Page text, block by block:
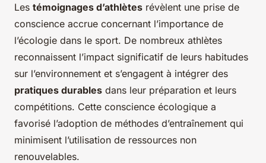
Les témoignages d’athlètes révèlent une prise de
conscience accrue concernant l’importance de
l’écologie dans le sport. De nombreux athlètes
reconnaissent l’impact significatif de leurs habitudes
sur l’environnement et s’engagent à intégrer des
pratiques durables dans leur préparation et leurs
compétitions. Cette conscience écologique a
favorisé l’adoption de méthodes d’entraînement qui
minimisent l’utilisation de ressources non
renouvelables.